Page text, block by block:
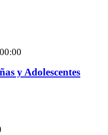
y Adolescentes